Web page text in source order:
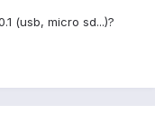
(usb, micro sd...)?